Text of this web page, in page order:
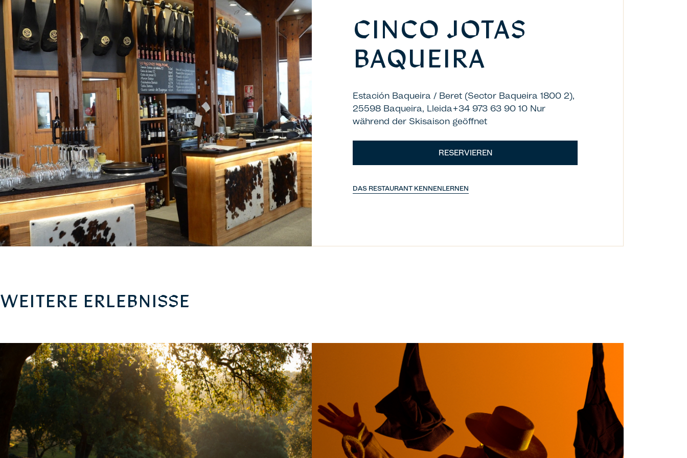
CINCO JOTAS
BAQUEIRA
Estación Baqueira / Beret (Sector Baqueira 1800 2),
25598 Baqueira, Lleida+34 973 63 90 10 Nur
während der Skisaison geöffnet
RESERVIEREN
DAS RESTAURANT KENNENLERNEN
WEITERE ERLEBNISSE